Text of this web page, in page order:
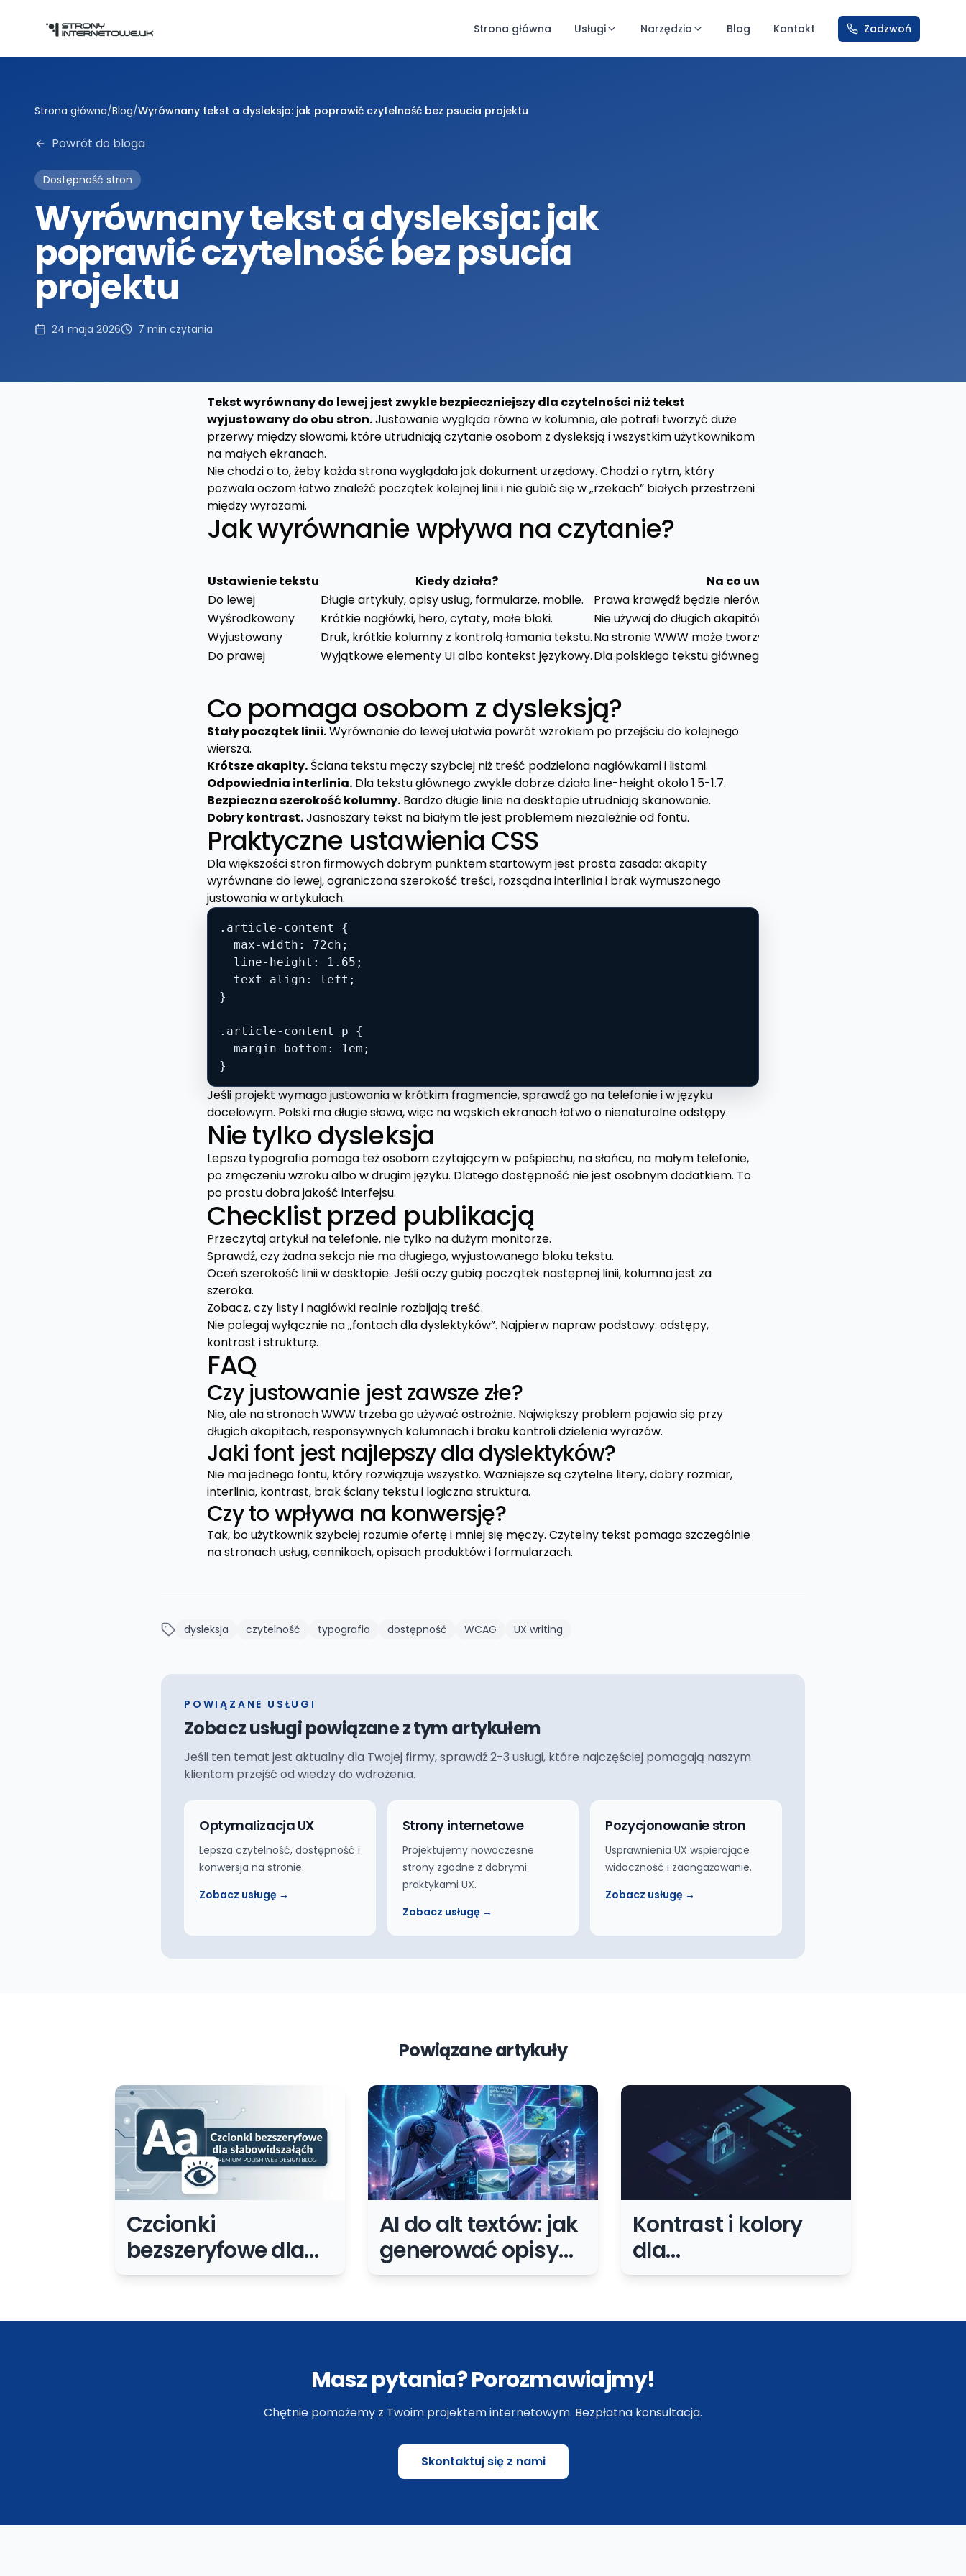
Strona główna Usługi Narzędzia Blog Kontakt Zadzwoń
Strona główna/Blog/Wyrównany tekst a dysleksja: jak poprawić czytelność bez psucia projektu
Powrót do bloga
Dostępność stron
Wyrównany tekst a dysleksja: jak
poprawić czytelność bez psucia
projektu
24 maja 2026 7 min czytania
Tekst wyrównany do lewej jest zwykle bezpieczniejszy dla czytelności niż tekst
wyjustowany do obu stron.Justowanie wygląda równo w kolumnie, ale potrafi tworzyć duże
przerwy między słowami, które utrudniają czytanie osobom z dysleksją i wszystkim użytkownikom
na małych ekranach.
Nie chodzi o to, żeby każda strona wyglądała jak dokument urzędowy. Chodzi o rytm, który
pozwala oczom łatwo znaleźć początek kolejnej linii i nie gubić się w „rzekach” białych przestrzeni
między wyrazami.
Jak wyrównanie wpływa na czytanie?
Ustawienie tekstu Kiedy działa?
Na co uważać?
Do lewej
Długie artykuły, opisy usług, formularze, mobile.
Prawa krawędź będzie nierówna i to jest normalne.
Wyśrodkowany
Krótkie nagłówki, hero, cytaty, małe bloki.
Nie używaj do długich akapitów.
Wyjustowany
Druk, krótkie kolumny z kontrolą łamania tekstu.Na stronie WWW może tworzyć dziury między słowami.
Do prawej
Wyjątkowe elementy UI albo kontekst językowy.Dla polskiego tekstu głównego zwykle utrudnia czytanie.
Co pomaga osobom z dysleksją?
Stały początek linii.Wyrównanie do lewej ułatwia powrót wzrokiem po przejściu do kolejnego
wiersza.
Krótsze akapity. Ściana tekstu męczy szybciej niż treść podzielona nagłówkami i listami.
Odpowiednia interlinia. Dla tekstu głównego zwykle dobrze działa line-height około 1.5-1.7.
Bezpieczna szerokość kolumny. Bardzo długie linie na desktopie utrudniają skanowanie.
Dobry kontrast.Jasnoszary tekst na białym tle jest problemem niezależnie od fontu.
Praktyczne ustawienia CSS
Dla większości stron firmowych dobrym punktem startowym jest prosta zasada: akapity
wyrównane do lewej, ograniczona szerokość treści, rozsądna interlinia i brak wymuszonego
justowania w artykułach.
.article-content {
  max-width: 72ch;
  line-height: 1.65;
  text-align: left;
}
.article-content p {
  margin-bottom: 1em;
}
Jeśli projekt wymaga justowania w krótkim fragmencie, sprawdź go na telefonie i w języku
docelowym. Polski ma długie słowa, więc na wąskich ekranach łatwo o nienaturalne odstępy.
Nie tylko dysleksja
Lepsza typografia pomaga też osobom czytającym w pośpiechu, na słońcu, na małym telefonie,
po zmęczeniu wzroku albo w drugim języku. Dlatego dostępność nie jest osobnym dodatkiem. To
po prostu dobra jakość interfejsu.
Checklist przed publikacją
Przeczytaj artykuł na telefonie, nie tylko na dużym monitorze.
Sprawdź, czy żadna sekcja nie ma długiego, wyjustowanego bloku tekstu.
Oceń szerokość linii w desktopie. Jeśli oczy gubią początek następnej linii, kolumna jest za
szeroka.
Zobacz, czy listy i nagłówki realnie rozbijają treść.
Nie polegaj wyłącznie na „fontach dla dyslektyków”. Najpierw napraw podstawy: odstępy,
kontrast i strukturę.
FAQ
Czy justowanie jest zawsze złe?
Nie, ale na stronach WWW trzeba go używać ostrożnie. Największy problem pojawia się przy
długich akapitach, responsywnych kolumnach i braku kontroli dzielenia wyrazów.
Jaki font jest najlepszy dla dyslektyków?
Nie ma jednego fontu, który rozwiązuje wszystko. Ważniejsze są czytelne litery, dobry rozmiar,
interlinia, kontrast, brak ściany tekstu i logiczna struktura.
Czy to wpływa na konwersję?
Tak, bo użytkownik szybciej rozumie ofertę i mniej się męczy. Czytelny tekst pomaga szczególnie
na stronach usług, cennikach, opisach produktów i formularzach.
dysleksja czytelność typografia dostępność WCAG UX writing
POWIĄZANE USŁUGI
Zobacz usługi powiązane z tym artykułem
Jeśli ten temat jest aktualny dla Twojej firmy, sprawdź 2-3 usługi, które najczęściej pomagają naszym
klientom przejść od wiedzy do wdrożenia.
Optymalizacja UX
Lepsza czytelność, dostępność i
konwersja na stronie.
Zobacz usługę →
Strony internetowe
Projektujemy nowoczesne
strony zgodne z dobrymi
praktykami UX.
Zobacz usługę →
Pozycjonowanie stron
Usprawnienia UX wspierające
widoczność i zaangażowanie.
Zobacz usługę →
Powiązane artykuły
Czcionki
bezszeryfowe dla
słabowidzących:
kontrast i realne
AI do alt textów: jak
generować opisy
obrazów bez psucia
Kontrast i kolory
dla
słabowidzących:
dostępnego UI
Masz pytania? Porozmawiajmy!
Chętnie pomożemy z Twoim projektem internetowym. Bezpłatna konsultacja.
Skontaktuj się z nami